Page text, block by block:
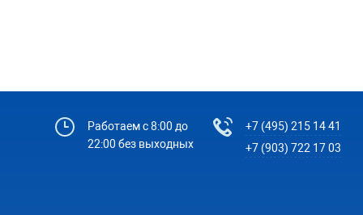
Работаем с 8:00 до
22:00 без выходных
+7 (495) 215 14 41
+7 (903) 722 17 03